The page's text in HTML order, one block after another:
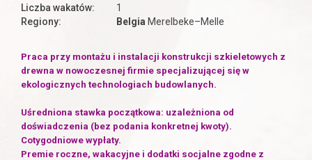
Liczba wakatów:
1
Regiony:
Belgia Merelbeke–Melle
Praca przy montażu i instalacji konstrukcji szkieletowych z
drewna w nowoczesnej firmie specjalizującej się w
ekologicznych technologiach budowlanych.
Uśredniona stawka początkowa: uzależniona od
doświadczenia (bez podania konkretnej kwoty).
Cotygodniowe wypłaty.
Premie roczne, wakacyjne i dodatki socjalne zgodne z